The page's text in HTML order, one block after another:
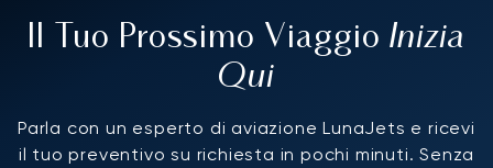
Il Tuo Prossimo Viaggio Inizia
Qui
Parla con un esperto di aviazione LunaJets e ricevi
il tuo preventivo su richiesta in pochi minuti. Senza